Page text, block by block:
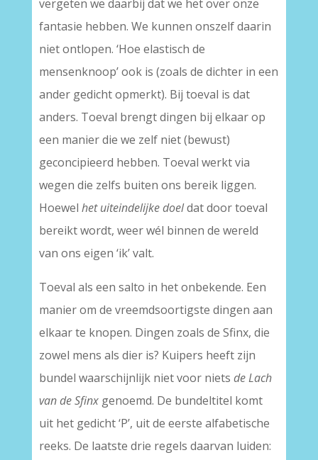
vergeten we daarbij dat we het over onze
fantasie hebben. We kunnen onszelf daarin
niet ontlopen. ‘Hoe elastisch de
mensenknoop’ ook is (zoals de dichter in een
ander gedicht opmerkt). Bij toeval is dat
anders. Toeval brengt dingen bij elkaar op
een manier die we zelf niet (bewust)
geconcipieerd hebben. Toeval werkt via
wegen die zelfs buiten ons bereik liggen.
Hoewel het uiteindelijke doeldat door toeval
bereikt wordt, weer wél binnen de wereld
van ons eigen ‘ik’ valt.
Toeval als een salto in het onbekende. Een
manier om de vreemdsoortigste dingen aan
elkaar te knopen. Dingen zoals de Sfinx, die
zowel mens als dier is? Kuipers heeft zijn
bundel waarschijnlijk niet voor niets de Lach
van de Sfinxgenoemd. De bundeltitel komt
uit het gedicht ‘P’, uit de eerste alfabetische
reeks. De laatste drie regels daarvan luiden: